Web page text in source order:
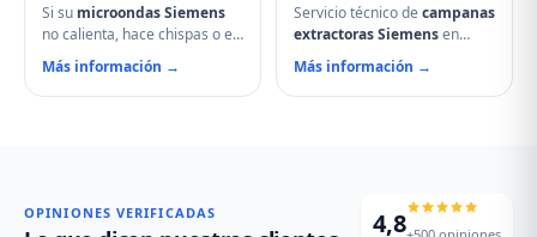
Si su microondas Siemens
no calienta, hace chispas o el
plato no gira, contacte con
nuestro servicio técnico en
Saldaña. Reparamos
Más información →
Servicio técnico de campanas
extractoras Siemensen
Saldaña. Reparamos motores,
problemas de aspiración,
filtros de carbón activo
Más información →
OPINIONES VERIFICADAS 4,8